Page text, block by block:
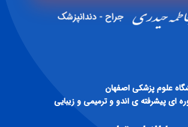
علوم پزشكی اصفهان
ای پيشرفته ی اندو و ترميمی و زيبايی